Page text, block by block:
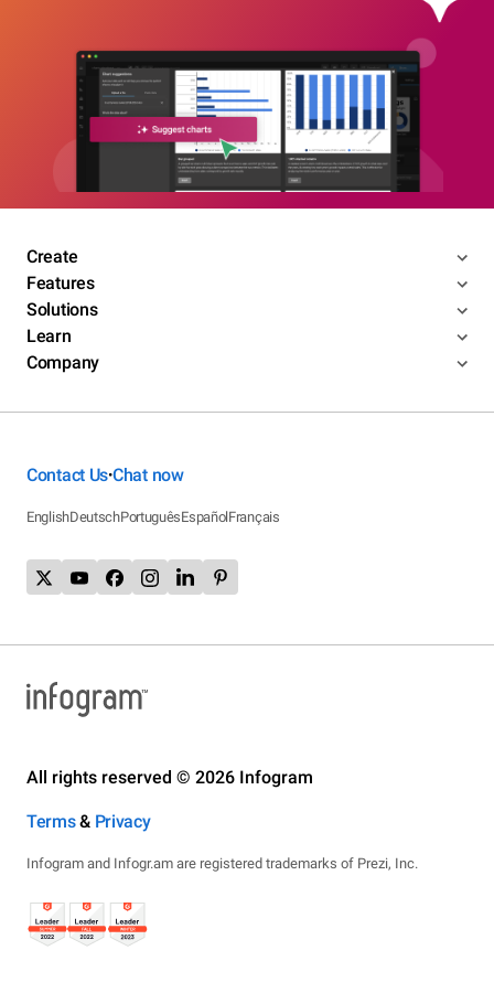
Create
Features
Solutions
Learn
Company
Contact Us•Chat now
EnglishDeutschPortuguêsEspañolFrançais
All rights reserved © 2026 Infogram
Terms& Privacy
Infogram and Infogr.am are registered trademarks of Prezi, Inc.